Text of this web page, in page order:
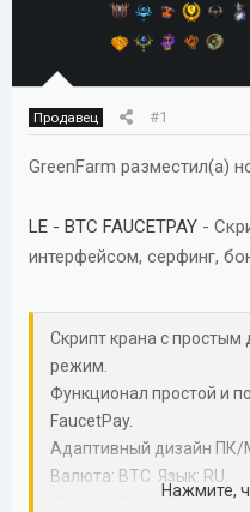
л
а
Продавец #1
GreenFarm разместил(а)
LE - BTC FAUCETPAY -
интерфейсом, серфинг,
Скрипт крана с
режим.
Функционал простой и
FaucetPay.
Адаптивный дизайн ПК/
Валюта: BTC. Язык: RU.
Нажмите,